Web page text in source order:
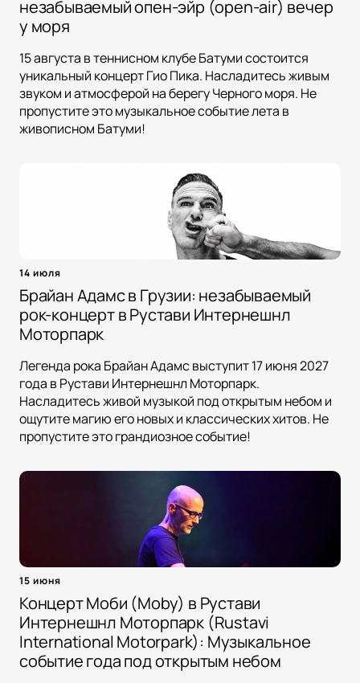
незабываемый опен-эйр (open-air) вечер
у моря
15 августа в теннисном клубе Батуми состоится
уникальный концерт Гио Пика. Насладитесь живым
звуком и атмосферой на берегу Черного моря. Не
пропустите это музыкальное событие лета в
живописном Батуми!
14 июля
Брайан Адамс в Грузии: незабываемый
рок-концерт в Рустави Интернешнл
Моторпарк
Легенда рока Брайан Адамс выступит 17 июня 2027
года в Рустави Интернешнл Моторпарк.
Насладитесь живой музыкой под открытым небом и
ощутите магию его новых и классических хитов. Не
пропустите это грандиозное событие!
15 июня
Концерт Моби (Moby) в Рустави
Интернешнл Моторпарк (Rustavi
International Motorpark): Музыкальное
событие года под открытым небом